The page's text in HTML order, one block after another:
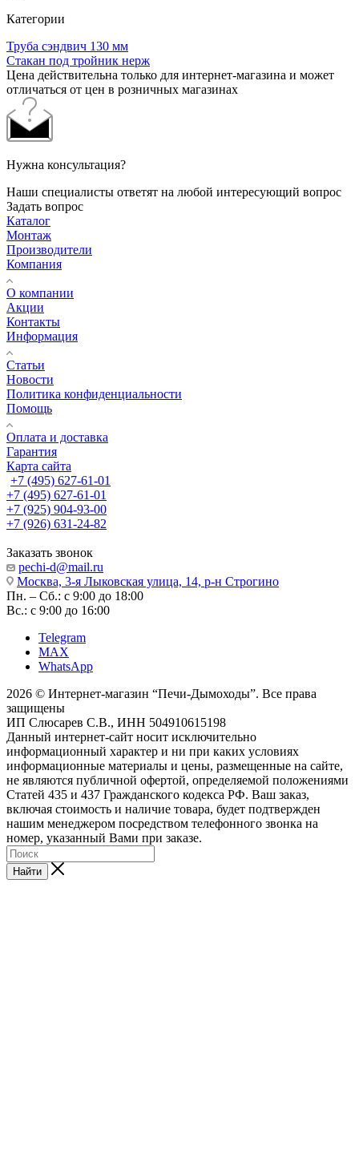
Категории
Труба сэндвич 130 мм
Стакан под тройник нерж
Цена действительна только для интернет-магазина и может
отличаться от цен в розничных магазинах
Нужна консультация?
Наши специалисты ответят на любой интересующий вопрос
Задать вопрос
Каталог
Монтаж
Производители
Компания
О компании
Акции
Контакты
Информация
Статьи
Новости
Политика конфиденциальности
Помощь
Оплата и доставка
Гарантия
Карта сайта
+7 (495) 627-61-01
+7 (495) 627-61-01
+7 (925) 904-93-00
+7 (926) 631-24-82
Заказать звонок
pechi-d@mail.ru
Москва, 3-я Лыковская улица, 14, р-н Строгино
Пн. – Сб.: с 9:00 до 18:00
Вс.: с 9:00 до 16:00
Telegram
MAX
WhatsApp
2026 © Интернет-магазин “Печи-Дымоходы”. Все права
защищены
ИП Слюсарев С.В., ИНН 504910615198
Данный интернет-сайт носит исключительно
информационный характер и ни при каких условиях
информационные материалы и цены, размещенные на сайте,
не являются публичной офертой, определяемой положениями
Статей 435 и 437 Гражданского кодекса РФ. Ваш заказ,
включая стоимость и наличие товара, будет подтвержден
нашим менеджером посредством телефонного звонка на
номер, указанный Вами при заказе.
Найти